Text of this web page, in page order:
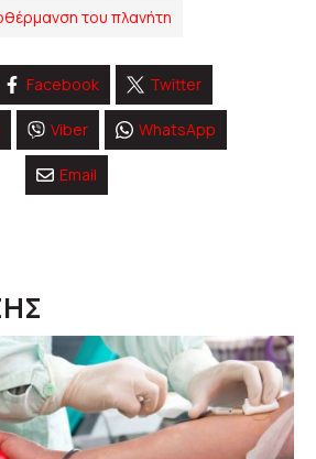
του πλανήτη
Facebook Twitter
Viber WhatsApp
Email